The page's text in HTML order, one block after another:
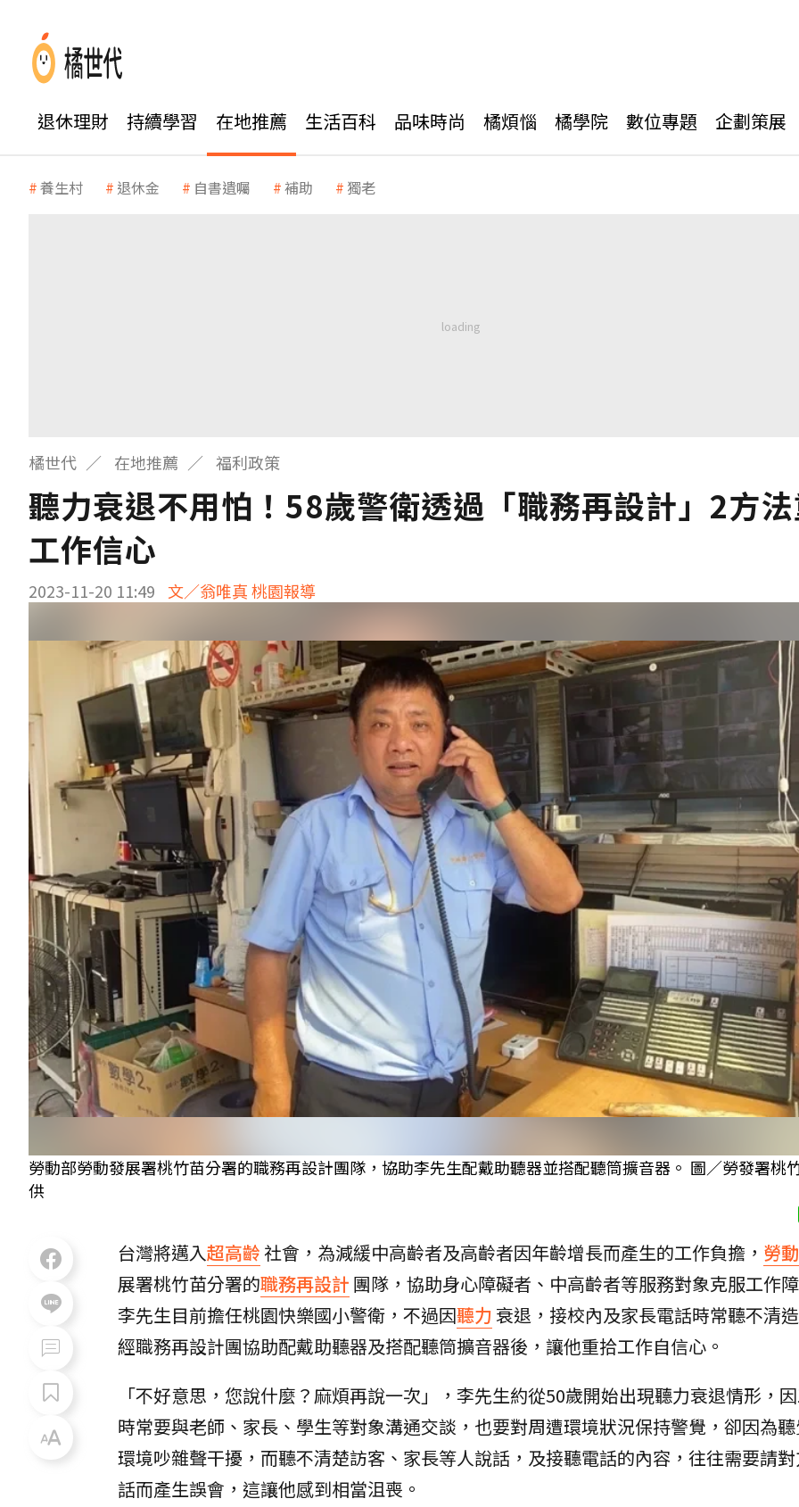
退休理財 持續學習 在地推薦 生活百科 品味時尚 橘煩惱 橘學院 數位專題 企劃策展
養生村 退休金 自書遺囑 補助 獨老
橘世代 在地推薦 福利政策
聽力衰退不用怕！58歲警衛透過「職務再設計」2方
工作信心
2023-11-20 11:49 文／翁唯真 桃園報導
勞動部勞動發展署桃竹苗分署的職務再設計團隊，協助李先生配戴助聽器並搭配聽筒擴音器。 圖／勞發署桃
供
台灣將邁入超高齡社會，為減緩中高齡者及高齡者因年齡增長而產生的工作負擔， 勞
展署桃竹苗分署的職務再設計 團隊，協助身心障礙者、中高齡者等服務對象克服工作
李先生目前擔任桃園快樂國小警衛，不過因聽力 衰退，接校內及家長電話時常聽不清
經職務再設計團協助配戴助聽器及搭配聽筒擴音器後，讓他重拾工作自信心。
「不好意思，您說什麼？麻煩再說一次」，李先生約從50歲開始出現聽力衰退情形，
時常要與老師、家長、學生等對象溝通交談，也要對周遭環境狀況保持警覺，卻因為
環境吵雜聲干擾，而聽不清楚訪客、家長等人說話，及接聽電話的內容，往往需要請
話而產生誤會，這讓他感到相當沮喪。